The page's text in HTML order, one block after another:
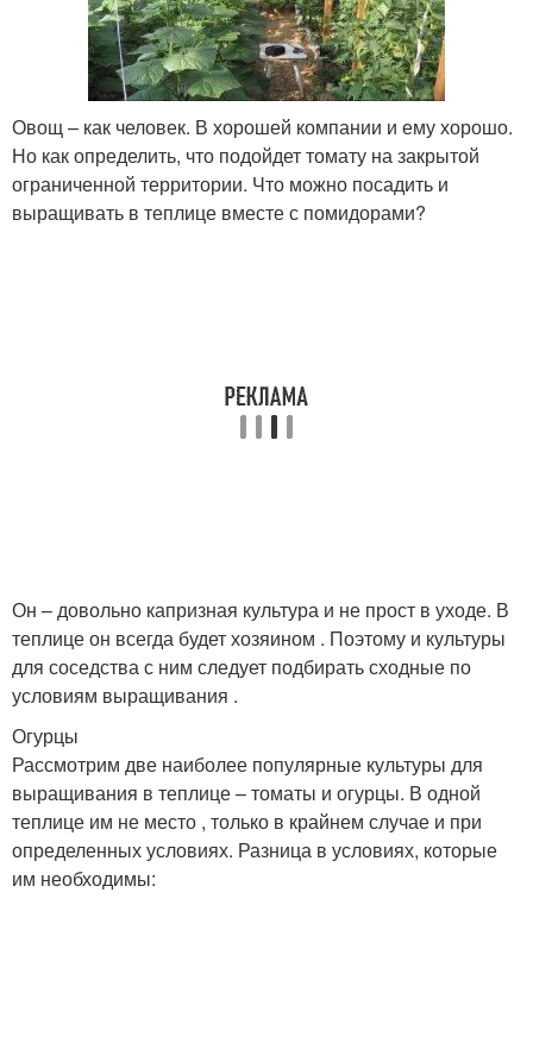
Овощ – как человек. В хорошей компании и ему хорошо.
Но как определить, что подойдет томату на закрытой
ограниченной территории. Что можно посадить и
выращивать в теплице вместе с помидорами?
Он – довольно капризная культура и не прост в уходе. В
теплице он всегда будет хозяином . Поэтому и культуры
для соседства с ним следует подбирать сходные по
условиям выращивания .
Огурцы
Рассмотрим две наиболее популярные культуры для
выращивания в теплице – томаты и огурцы. В одной
теплице им не место , только в крайнем случае и при
определенных условиях. Разница в условиях, которые
им необходимы: